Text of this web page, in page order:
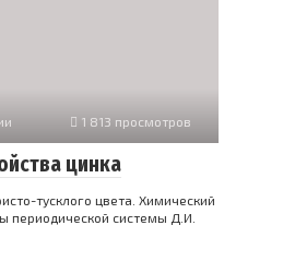
1 813 просмотров
цинка
тусклого цвета. Химический
периодической системы Д.И.